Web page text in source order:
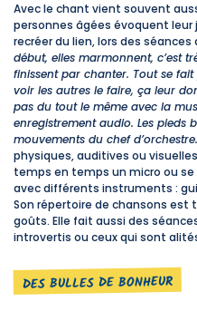
Avec le chant vient souvent
personnes âgées évoquent
recréer du lien, lors des
début, elles marmonnent, c’est
finissent par chanter. Tout se
voir les autres le faire, ça leur
pas du tout le même avec la
enregistrement audio. Les pieds
mouvements du chef
physiques, auditives ou
temps en temps un micro ou
avec différents instruments :
Son répertoire de chansons est
goûts. Elle fait aussi des
introvertis ou ceux qui sont
DES BULLES DE BONHEUR